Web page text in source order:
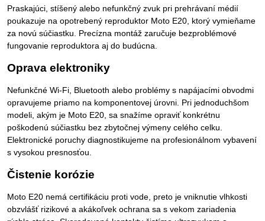
Praskajúci, stíšený alebo nefunkčný zvuk pri prehrávaní médií
poukazuje na opotrebený reproduktor Moto E20, ktorý vymieňame
za novú súčiastku. Precízna montáž zaručuje bezproblémové
fungovanie reproduktora aj do budúcna.
Oprava elektroniky
Nefunkčné Wi-Fi, Bluetooth alebo problémy s napájacími obvodmi
opravujeme priamo na komponentovej úrovni. Pri jednoduchšom
modeli, akým je Moto E20, sa snažíme opraviť konkrétnu
poškodenú súčiastku bez zbytočnej výmeny celého celku.
Elektronické poruchy diagnostikujeme na profesionálnom vybavení
s vysokou presnosťou.
Čistenie korózie
Moto E20 nemá certifikáciu proti vode, preto je vniknutie vlhkosti
obzvlášť rizikové a akákoľvek ochrana sa s vekom zariadenia